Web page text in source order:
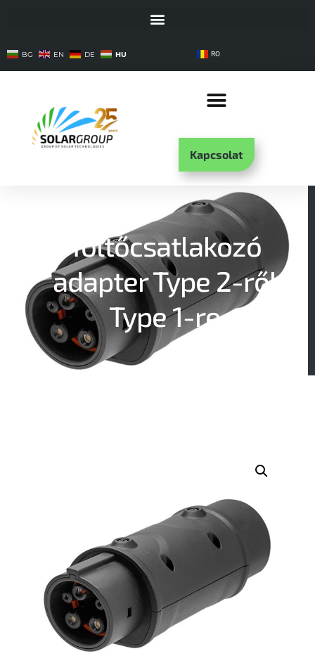
BG EN DE HU RO
Kapcsolat
Töltőcsatlakozó
adapter Type 2-ről
Type 1-re